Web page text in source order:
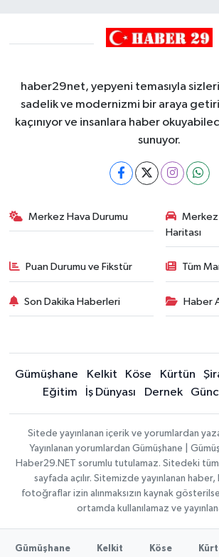
haber29net, yepyeni temasıyla
sadelik ve modernizmi bir araya
kaçınıyor ve insanlara haber
sunuyor.
Merkez Hava Durumu
Merkez
Haritası
Puan Durumu ve Fikstür Tüm
Son Dakika Haberleri Haber
Gümüşhane Kelkit Köse Kürtün
Eğitim
İş Dünyası Dernek
Sitede yayınlanan içerik ve yorumlardan
Yayınlanan yorumlardan Gümüşhane |
Haber29.NET sorumlu tutulamaz. Sitedeki tüm
sayfada açılır. Sitemizde yayınlanan haber,
fotoğraflar izin alınmaksızın kaynak
ortamda kullanılamaz ve
Gümüşhane Kelkit Köse